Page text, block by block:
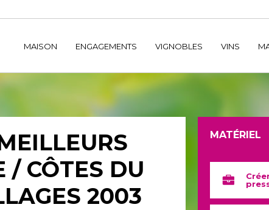
hechtbannier.com/wp-content/plugins/duracelltomi-
MAISON ENGAGEMENTS VIGNOBLES VINS
/ CÔTES DU
2003
MATÉRIEL